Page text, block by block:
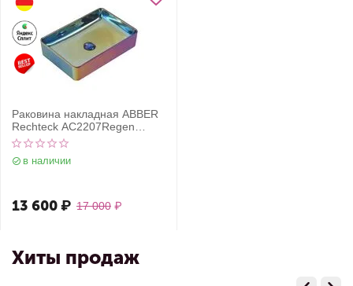
Раковина накладная ABBER
Rechteck AC2207Regen
хамелеон
в наличии
17 000 ₽
13 600₽
Хиты продаж